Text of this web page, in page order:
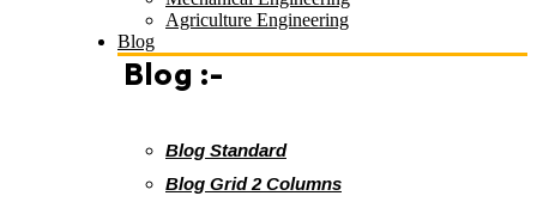
Agriculture Engineering
Blog
Blog :-
Blog Standard
Blog Grid 2 Columns